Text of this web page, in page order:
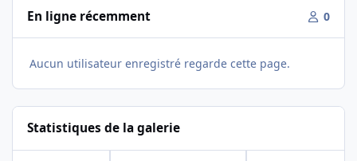
En ligne récemment 0
Aucun utilisateur enregistré regarde cette page.
Statistiques de la galerie